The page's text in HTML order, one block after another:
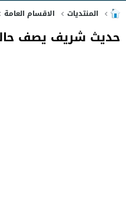
المنتديات الاقسام العامة
حديث شريف يصف